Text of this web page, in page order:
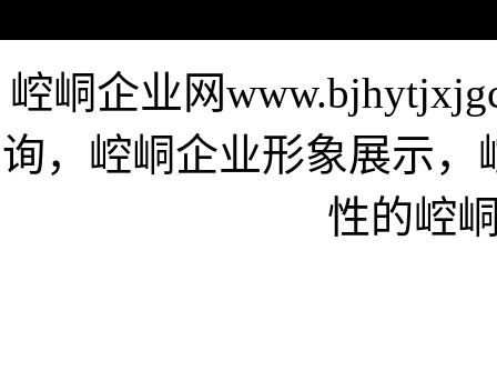
崆峒企业网
询，崆峒企业形象展示
性的崆